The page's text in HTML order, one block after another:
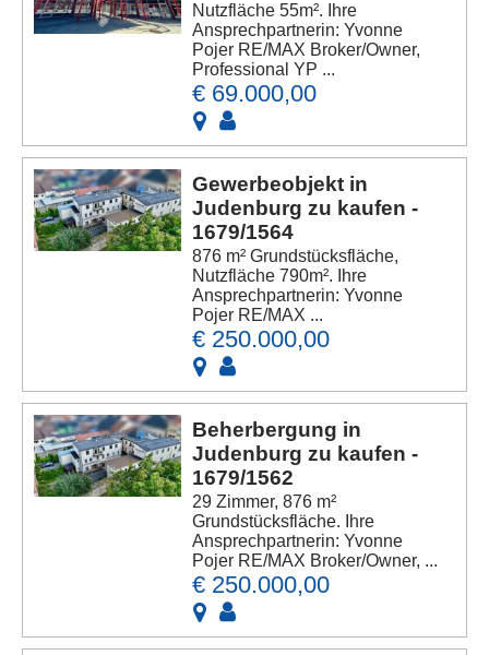
Nutzfläche 55m². Ihre
Ansprechpartnerin: Yvonne
Pojer RE/MAX Broker/Owner,
Professional YP ...
€ 69.000,00
Gewerbeobjekt in
Judenburg zu kaufen -
1679/1564
876 m² Grundstücksfläche,
Nutzfläche 790m². Ihre
Ansprechpartnerin: Yvonne
Pojer RE/MAX ...
€ 250.000,00
Beherbergung in
Judenburg zu kaufen -
1679/1562
29 Zimmer, 876 m²
Grundstücksfläche. Ihre
Ansprechpartnerin: Yvonne
Pojer RE/MAX Broker/Owner, ...
€ 250.000,00